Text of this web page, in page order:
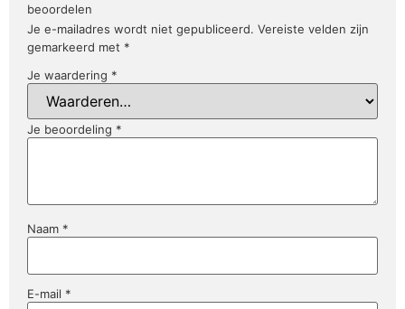
beoordelen
Je e-mailadres wordt niet gepubliceerd. Vereiste velden zijn
gemarkeerd met *
Je waardering *
Je beoordeling *
Naam *
E-mail *